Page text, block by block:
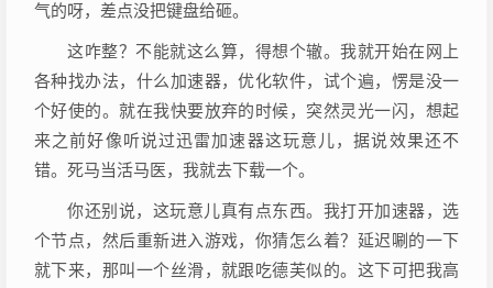
气的呀，差点没把键盘给砸。
这咋整？不能就这么算，得想个辙。我就开始在网上
各种找办法，什么加速器，优化软件，试个遍，愣是没一
个好使的。就在我快要放弃的时候，突然灵光一闪，想起
来之前好像听说过迅雷加速器这玩意儿，据说效果还不
错。死马当活马医，我就去下载一个。
你还别说，这玩意儿真有点东西。我打开加速器，选
个节点，然后重新进入游戏，你猜怎么着？延迟唰的一下
就下来，那叫一个丝滑，就跟吃德芙似的。这下可把我高